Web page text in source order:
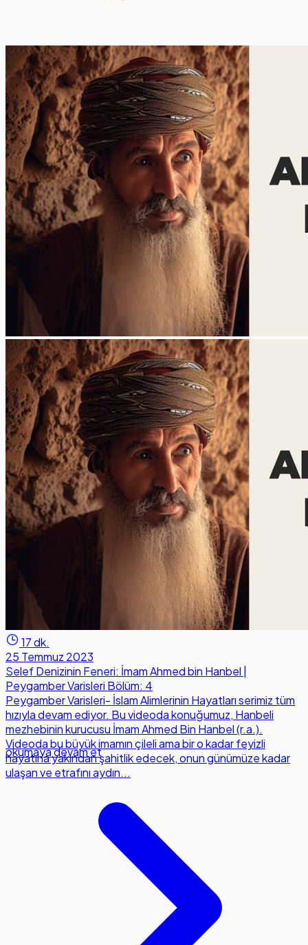
17 dk.
25 Temmuz 2023
Selef Denizinin Feneri: İmam Ahmed bin Hanbel |
Peygamber Varisleri Bölüm: 4
Peygamber Varisleri- İslam Alimlerinin Hayatları serimiz tüm
hızıyla devam ediyor. Bu videoda konuğumuz, Hanbeli
mezhebinin kurucusu İmam Ahmed Bin Hanbel (r.a.).
Videoda bu büyük imamın çileli ama bir o kadar feyizli
hayatına yakından şahitlik edecek, onun günümüze kadar
ulaşan ve etrafını aydın...
okumaya devam et